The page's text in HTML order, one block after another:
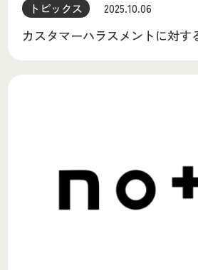
トピックス 2025.10.06
カスタマーハラスメントに対す